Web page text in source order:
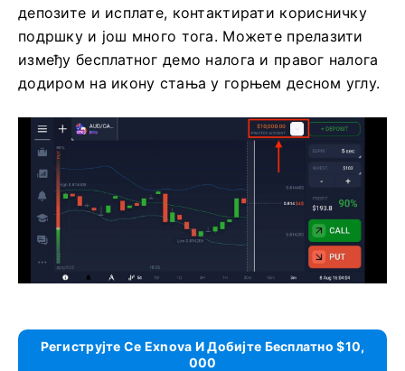
депозите и исплате, контактирати корисничку
подршку и још много тога. Можете прелазити
између бесплатног демо налога и правог налога
додиром на икону стања у горњем десном углу.
Региструјте Се Exnova И Добијте Бесплатно $10,
000